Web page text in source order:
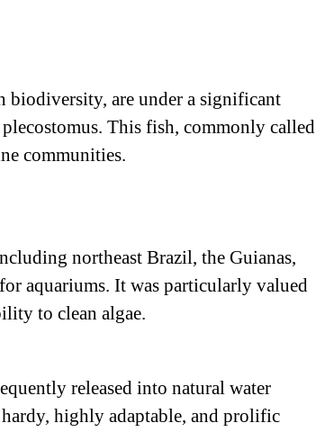
biodiversity, are under a significant
This fish, commonly called
communities.
northeast Brazil, the Guianas,
aquariums. It was particularly valued
to clean algae.
released into natural water
highly adaptable, and prolific